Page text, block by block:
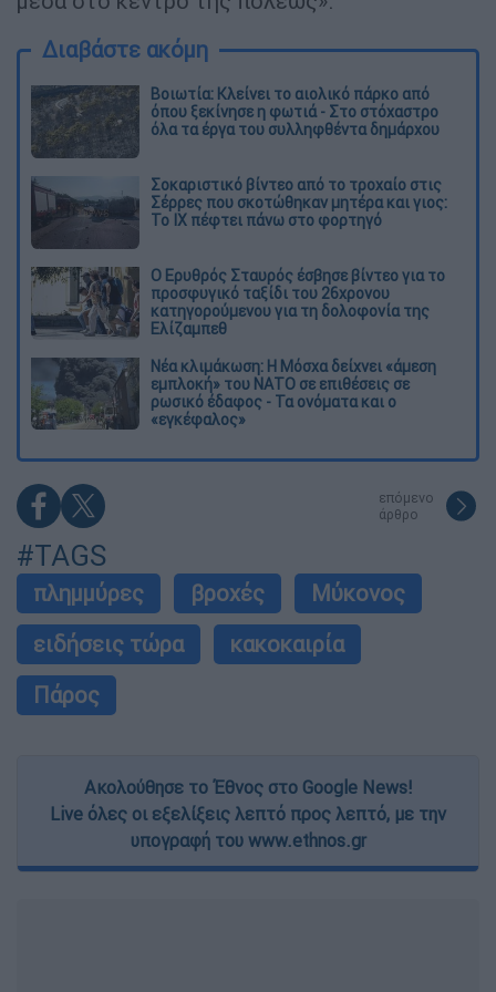
Διαβάστε ακόμη
Βοιωτία: Κλείνει το αιολικό πάρκο από
όπου ξεκίνησε η φωτιά - Στο στόχαστρο
όλα τα έργα του συλληφθέντα δημάρχου
Σοκαριστικό βίντεο από το τροχαίο στις
Σέρρες που σκοτώθηκαν μητέρα και γιος:
Το ΙΧ πέφτει πάνω στο φορτηγό
Ο Ερυθρός Σταυρός έσβησε βίντεο για το
προσφυγικό ταξίδι του 26χρονου
κατηγορούμενου για τη δολοφονία της
Ελίζαμπεθ
Νέα κλιμάκωση: Η Μόσχα δείχνει «άμεση
εμπλοκή» του ΝΑΤΟ σε επιθέσεις σε
ρωσικό έδαφος - Τα ονόματα και ο
«εγκέφαλος»
επόμενο
άρθρο
#TAGS
πλημμύρες βροχές
Μύκονος
ειδήσεις τώρα
κακοκαιρία
Πάρος
Ακολούθησε το Έθνος στο Google News!
Live όλες οι εξελίξεις λεπτό προς λεπτό, με την
υπογραφή του www.ethnos.gr